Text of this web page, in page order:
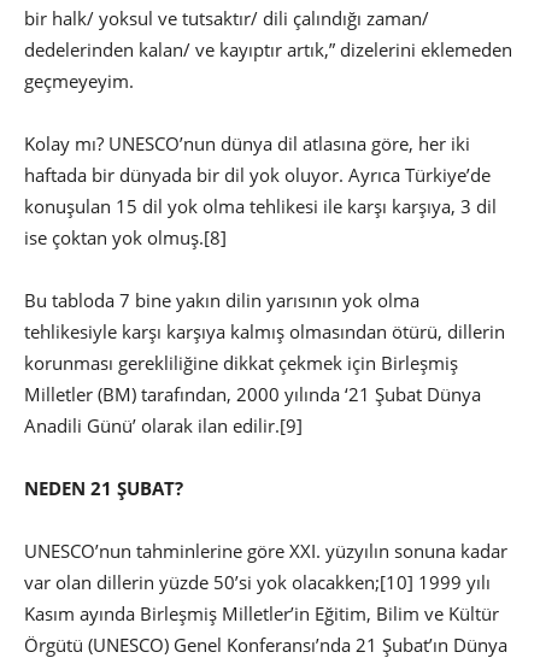
bir halk/ yoksul ve tutsaktır/ dili çalındığı zaman/
dedelerinden kalan/ ve kayıptır artık,” dizelerini eklemeden
geçmeyeyim.
Kolay mı? UNESCO’nun dünya dil atlasına göre, her iki
haftada bir dünyada bir dil yok oluyor. Ayrıca Türkiye’de
konuşulan 15 dil yok olma tehlikesi ile karşı karşıya, 3 dil
ise çoktan yok olmuş.[8]
Bu tabloda 7 bine yakın dilin yarısının yok olma
tehlikesiyle karşı karşıya kalmış olmasından ötürü, dillerin
korunması gerekliliğine dikkat çekmek için Birleşmiş
Milletler (BM) tarafından, 2000 yılında ‘21 Şubat Dünya
Anadili Günü’ olarak ilan edilir.[9]
NEDEN 21 ŞUBAT?
UNESCO’nun tahminlerine göre XXI. yüzyılın sonuna kadar
var olan dillerin yüzde 50’si yok olacakken;[10] 1999 yılı
Kasım ayında Birleşmiş Milletler’in Eğitim, Bilim ve Kültür
Örgütü (UNESCO) Genel Konferansı’nda 21 Şubat’ın Dünya